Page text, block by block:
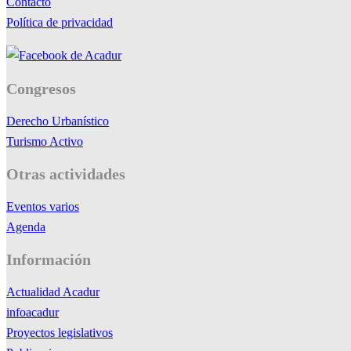
Política de privacidad
Congresos
Derecho Urbanístico
Turismo Activo
Otras actividades
Eventos varios
Agenda
Información
Actualidad Acadur
infoacadur
Proyectos legislativos